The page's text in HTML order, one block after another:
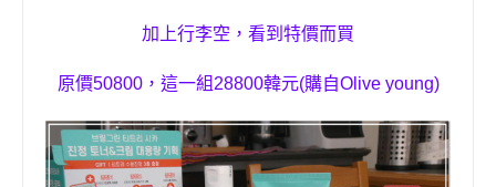
加上行李空，看到特價而買
原價50800，這一組28800韓元(購自Olive young)